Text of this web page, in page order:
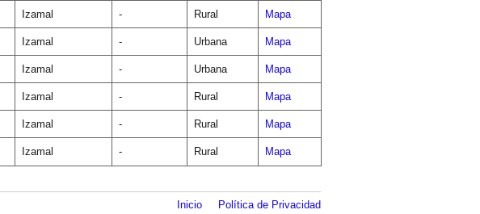
Izamal - Rural Mapa
Izamal - Urbana Mapa
Izamal - Urbana Mapa
Izamal - Rural Mapa
Izamal - Rural Mapa
Izamal - Rural Mapa
Inicio Política de Privacidad